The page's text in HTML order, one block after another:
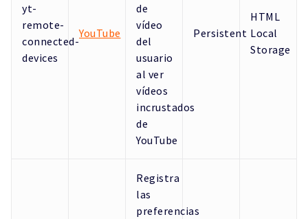
yt-
remote-
connected-
devices
YouTube
de
vídeo
del
usuario
al ver
vídeos
incrustados
de
YouTube
Persistent
HTML
Local
Storage
Registra
las
preferencias